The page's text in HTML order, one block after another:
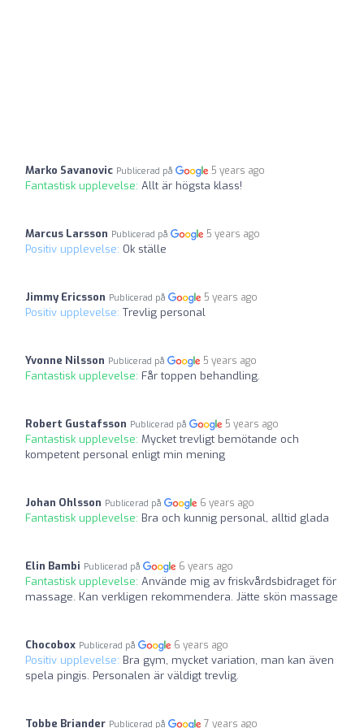
Marko Savanovic Publicerad på 5 years ago
Fantastisk upplevelse: Allt är högsta klass!
Marcus Larsson Publicerad på 5 years ago
Positiv upplevelse: Ok ställe
Jimmy Ericsson Publicerad på 5 years ago
Positiv upplevelse: Trevlig personal
Yvonne Nilsson Publicerad på 5 years ago
Fantastisk upplevelse: Får toppen behandling.
Robert Gustafsson Publicerad på 5 years ago
Fantastisk upplevelse: Mycket trevligt bemötande och
kompetent personal enligt min mening
Johan Ohlsson Publicerad på 6 years ago
Fantastisk upplevelse: Bra och kunnig personal, alltid glada
Elin Bambi Publicerad på 6 years ago
Fantastisk upplevelse: Använde mig av friskvårdsbidraget för
massage. Kan verkligen rekommendera. Jätte skön massage
Chocobox Publicerad på 6 years ago
Positiv upplevelse: Bra gym, mycket variation, man kan även
spela pingis. Personalen är väldigt trevlig.
Tobbe Briander Publicerad på 7 years ago